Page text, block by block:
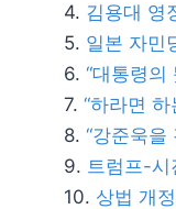
김용대 영
일본 자민
“대통령의
“하라면
“강준욱을
트럼프-시
상법 개